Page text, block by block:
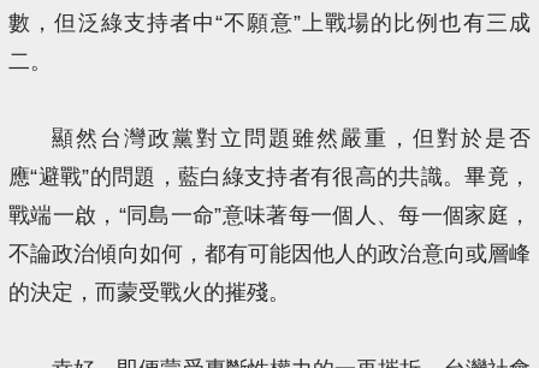
數，但泛綠支持者中“不願意”上戰場的比例也有三成
二。
顯然台灣政黨對立問題雖然嚴重，但對於是否
應“避戰”的問題，藍白綠支持者有很高的共識。畢竟，
戰端一啟，“同島一命”意味著每一個人、每一個家庭，
不論政治傾向如何，都有可能因他人的政治意向或層峰
的決定，而蒙受戰火的摧殘。